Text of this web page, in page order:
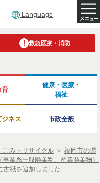
Language
救急医療・消防
育
健康・医療・
福祉
ジネス 市政全般
ごみ・リサイクル ＞ 福岡市の環
業系一般廃棄物、産業廃棄物）
古紙を追加しました